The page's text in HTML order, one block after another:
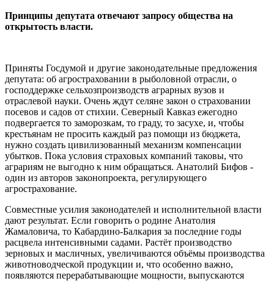
Принципы депутата отвечают запросу общества на
открытость власти.
Приняты Госдумой и другие законодательные предложения
депутата: об агростраховании в рыболовной отрасли, о
господдержке сельхозпроизводств аграрных вузов и
отраслевой науки. Очень ждут селяне закон о страховании
посевов и садов от стихии. Северный Кавказ ежегодно
подвергается то заморозкам, то граду, то засухе, и, чтобы
крестьянам не просить каждый раз помощи из бюджета,
нужно создать цивилизованный механизм компенсации
убытков. Пока условия страховых компаний таковы, что
аграриям не выгодно к ним обращаться. Анатолий Бифов -
один из авторов законопроекта, регулирующего
агрострахование.
Совместные усилия законодателей и исполнительной власти
дают результат. Если говорить о родине Анатолия
Жамаловича, то Кабардино-Балкария за последние годы
расцвела интенсивными садами. Растёт производство
зерновых и масличных, увеличиваются объёмы производства
животноводческой продукции и, что особенно важно,
появляются перерабатывающие мощности, выпускаются